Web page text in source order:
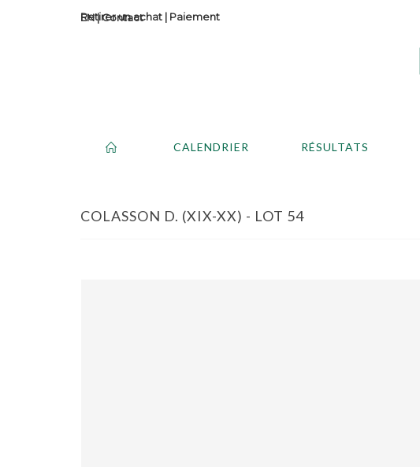
Contact
Retirer un achat | Paiement
CALENDRIER RÉSULTATS
COLASSON D. (XIX-XX) - LOT 54